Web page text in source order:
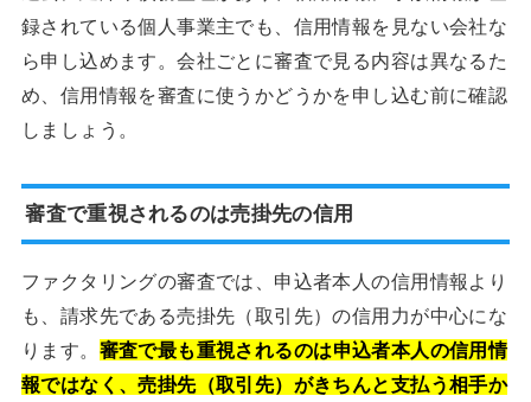
録されている個人事業主でも、信用情報を見ない会社な
ら申し込めます。会社ごとに審査で見る内容は異なるた
め、信用情報を審査に使うかどうかを申し込む前に確認
しましょう。
審査で重視されるのは売掛先の信用
ファクタリングの審査では、申込者本人の信用情報より
も、請求先である売掛先（取引先）の信用力が中心にな
ります。 審査で最も重視されるのは申込者本人の信用情
報ではなく、売掛先（取引先）がきちんと支払う相手か